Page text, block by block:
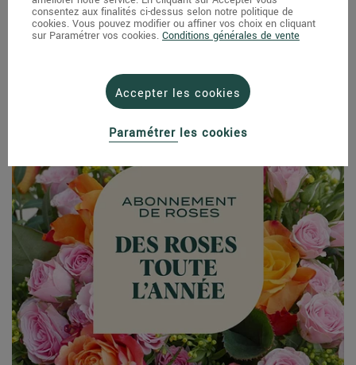
consentez aux finalités ci-dessus selon notre politique de
cookies. Vous pouvez modifier ou affiner vos choix en cliquant
sur Paramétrer vos cookies. Conditions générales de vente
Accepter les cookies
Paramétrer les cookies